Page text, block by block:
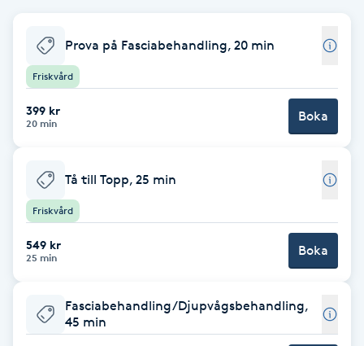
Balayage
Bambumassage
Barnklippning
BIAB
Blowout
Prova på Fasciabehandling, 20 min
Friskvård
399 kr
20 min Boka
Tå till Topp, 25 min
Friskvård
549 kr
25 min Boka
Fasciabehandling/Djupvågsbehandling,
45 min